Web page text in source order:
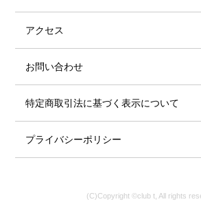
アクセス
お問い合わせ
特定商取引法に基づく表示について
プライバシーポリシー
(C)Copyright ©club t, All rights